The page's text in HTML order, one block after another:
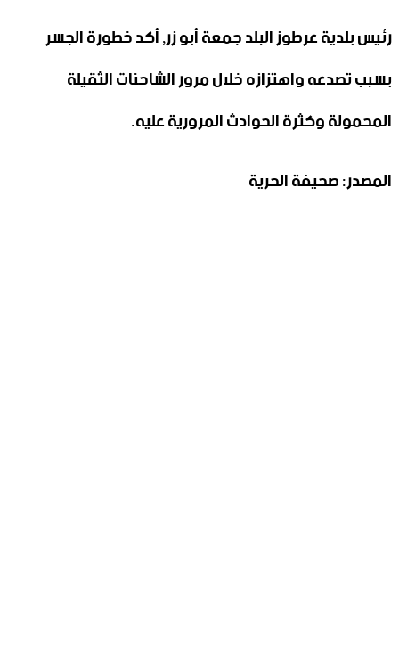
رئيس بلدية عرطوز البلد جمعة أبو زر, أكد خطورة الجسر
بسبب تصدعه واهتزازه خلال مرور الشاحنات الثقيلة
المحمولة وكثرة الحوادث المرورية عليه.
المصدر: صحيفة الحرية